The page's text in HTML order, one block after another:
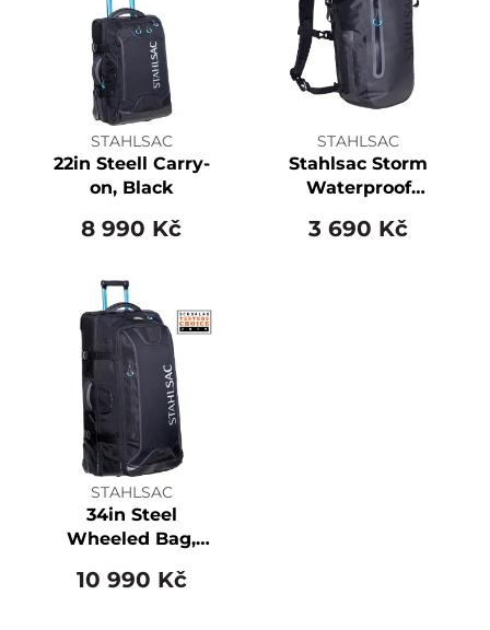
STAHLSAC
22in Steell Carry-
on, Black
8 990 Kč
STAHLSAC
Stahlsac Storm
Waterproof
3 690 Kč
STAHLSAC
34in Steel
Wheeled Bag,
10 990 Kč